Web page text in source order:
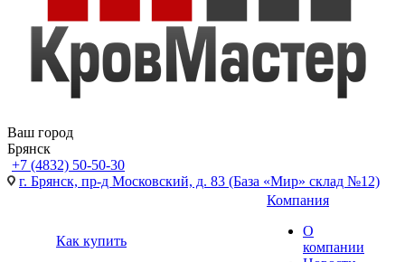
Ваш город
Брянск
+7 (4832) 50-50-30
г. Брянск, пр-д Московский, д. 83 (База «Мир» склад №12)
Как купить
Компания
О
компании